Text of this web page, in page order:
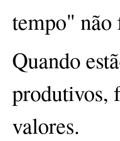
tempo" não
Quando
produtivos,
valores.